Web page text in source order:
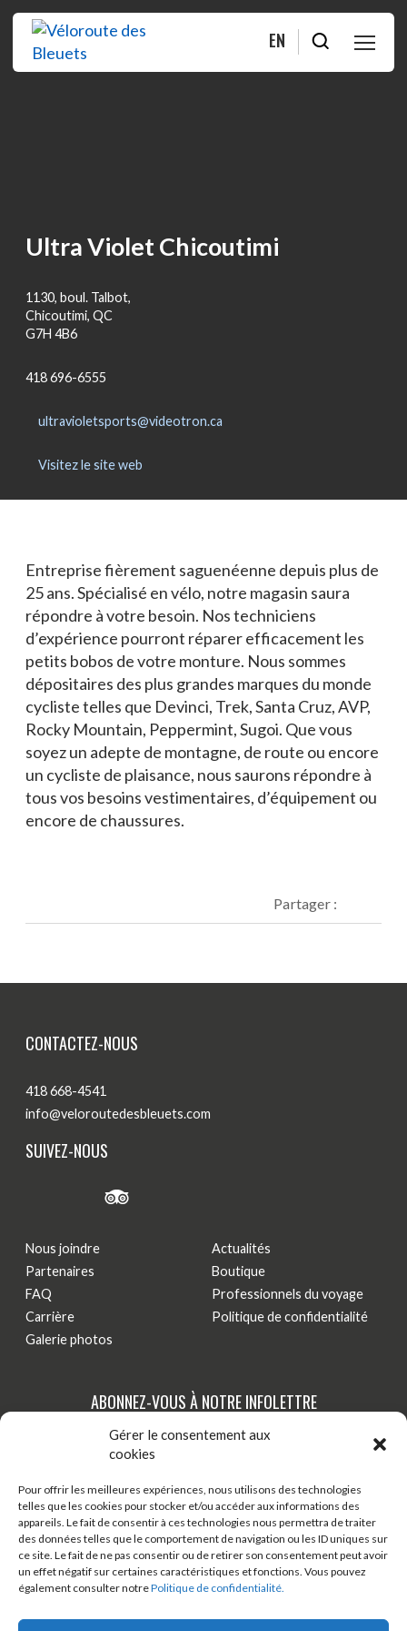
Gérer le consentement aux
cookies
Pour offrir les meilleures expériences, nous utilisons des technologies
telles que les cookies pour stocker et/ou accéder aux informations des
appareils. Le fait de consentir à ces technologies nous permettra de traiter
des données telles que le comportement de navigation ou les ID uniques sur
ce site. Le fait de ne pas consentir ou de retirer son consentement peut avoir
un effet négatif sur certaines caractéristiques et fonctions. Vous pouvez
également consulter notrePolitique de confidentialité.
EN
À PROPOS
MOITIÉ-MOITIÉ
FAQ
Blogue
Nous joindre
Ultra Violet Chicoutimi
1130, boul. Talbot,
Chicoutimi, QC
G7H 4B6
418 696-6555
ultravioletsports@videotron.ca
Visitez le site web
Entreprise fièrement saguenéenne depuis plus de
25 ans. Spécialisé en vélo, notre magasin saura
répondre à votre besoin. Nos techniciens
d’expérience pourront réparer efficacement les
petits bobos de votre monture. Nous sommes
dépositaires des plus grandes marques du monde
cycliste telles que Devinci, Trek, Santa Cruz, AVP,
Rocky Mountain, Peppermint, Sugoi. Que vous
soyez un adepte de montagne, de route ou encore
un cycliste de plaisance, nous saurons répondre à
tous vos besoins vestimentaires, d’équipement ou
encore de chaussures.
Partager :
CONTACTEZ-NOUS
418 668-4541
info@veloroutedesbleuets.com
SUIVEZ-NOUS
Nous joindre
Partenaires
FAQ
Carrière
Galerie photos
Actualités
Boutique
Professionnels du voyage
Politique de confidentialité
ABONNEZ-VOUS À NOTRE INFOLETTRE
Tenez-vous au courant de nos dernières actualités,
nouveautés et promotions par courriel!
S'INSCRIRE
TÉLÉCHARGER ONDAGO
BOUTIQUE EN LIGNE